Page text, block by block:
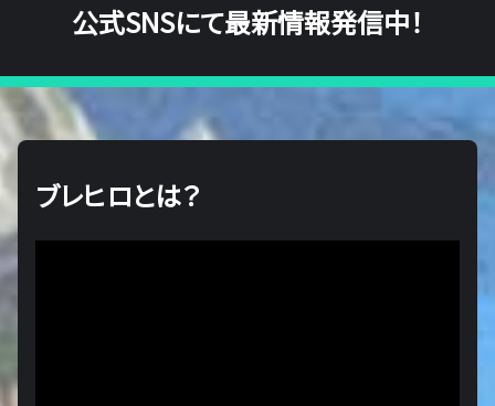
公式SNSにて最新情報発信中！
ブレヒロとは？